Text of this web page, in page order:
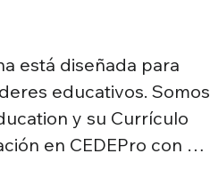
está diseñada para
educativos. Somos
y su Currículo
en CEDEPro con